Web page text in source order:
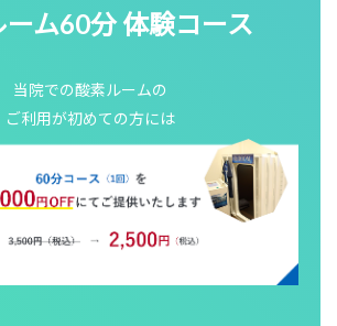
ーム60分 体験コース
当院での酸素ルームの
ご利用が初めての方には